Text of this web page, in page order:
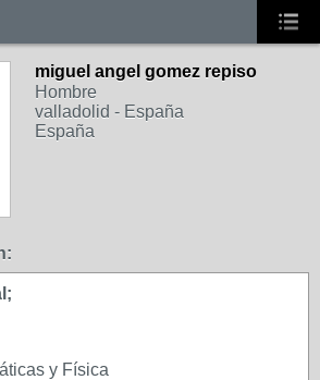
miguel angel gomez repiso
Hombre
valladolid - España
España
y Física